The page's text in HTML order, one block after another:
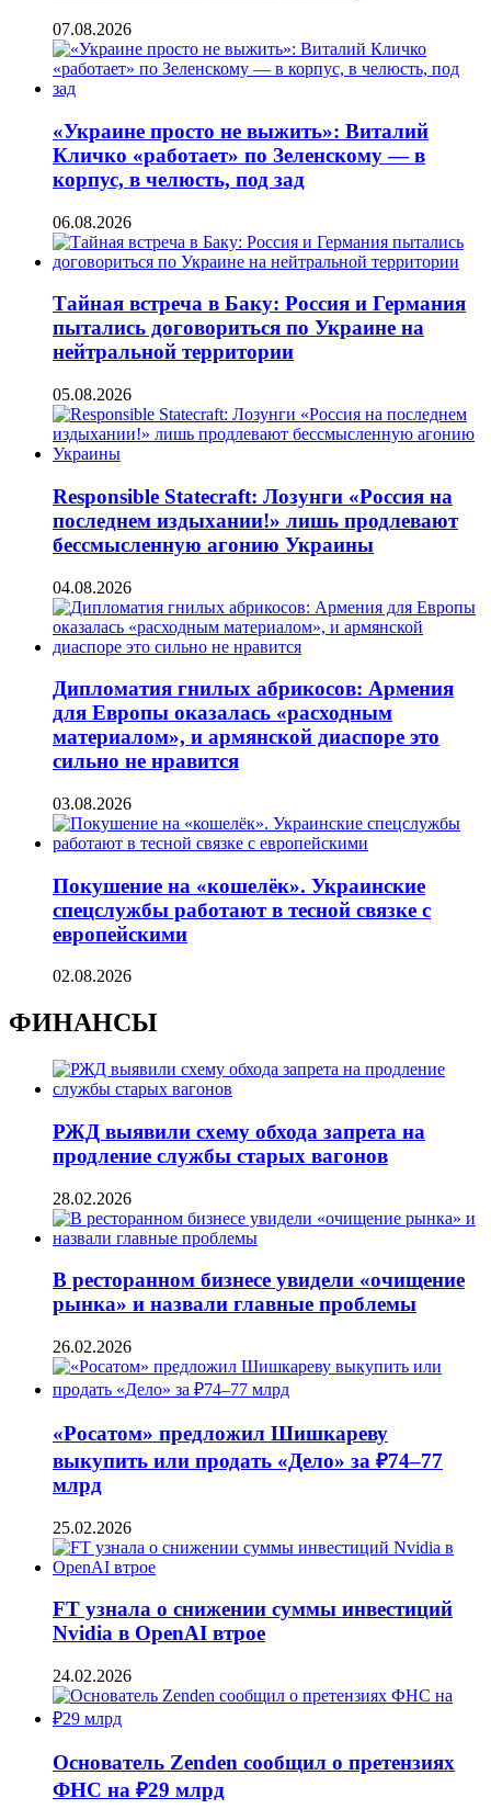
07.08.2026
«Украине просто не выжить»: Виталий
Кличко «работает» по Зеленскому — в
корпус, в челюсть, под зад
06.08.2026
Тайная встреча в Баку: Россия и Германия
пытались договориться по Украине на
нейтральной территории
05.08.2026
Responsible Statecraft: Лозунги «Россия на
последнем издыхании!» лишь продлевают
бессмысленную агонию Украины
04.08.2026
Дипломатия гнилых абрикосов: Армения
для Европы оказалась «расходным
материалом», и армянской диаспоре это
сильно не нравится
03.08.2026
Покушение на «кошелёк». Украинские
спецслужбы работают в тесной связке с
европейскими
02.08.2026
ФИНАНСЫ
РЖД выявили схему обхода запрета на
продление службы старых вагонов
28.02.2026
В ресторанном бизнесе увидели «очищение
рынка» и назвали главные проблемы
26.02.2026
«Росатом» предложил Шишкареву
выкупить или продать «Дело» за ₽74–77
млрд
25.02.2026
FT узнала о снижении суммы инвестиций
Nvidia в OpenAI втрое
24.02.2026
Основатель Zenden сообщил о претензиях
ФНС на ₽29 млрд